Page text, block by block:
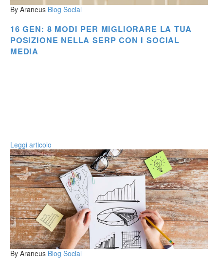
By Araneus Blog Social
16 GEN: 8 MODI PER MIGLIORARE LA TUA
POSIZIONE NELLA SERP CON I SOCIAL
MEDIA
Leggi articolo
By Araneus Blog Social